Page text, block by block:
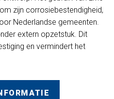
zijn corrosiebestendigheid,
Nederlandse gemeenten.
extern opzetstuk. Dit
en vermindert het